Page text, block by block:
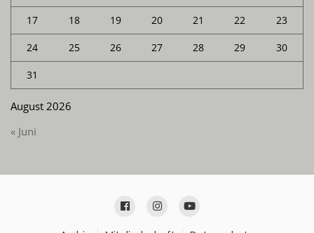
August 2026
17 18 19 20 21 22 23
24 25 26 27 28 29 30
31
« Juni